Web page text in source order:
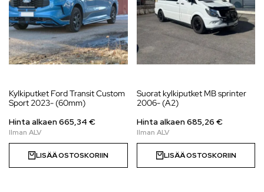
Kylkiputket Ford Transit Custom
Sport 2023- (60mm)
Hinta alkaen665,34 €
LISÄÄ OSTOSKORIIN
Suorat kylkiputket MB sprinter
2006- (A2)
Hinta alkaen685,26 €
LISÄÄ OSTOSKORIIN